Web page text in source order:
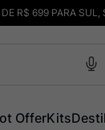
R$ 699 PARA SUL,
OfferKits